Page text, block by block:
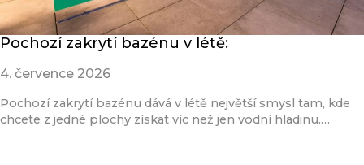
Pochozí zakrytí bazénu v létě:
4. července 2026
Pochozí zakrytí bazénu dává v létě největší smysl tam, kde
chcete z jedné plochy získat víc než jen vodní hladinu.…